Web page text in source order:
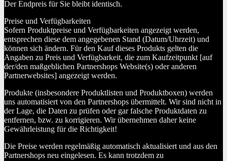
Der Endpreis für Sie bleibt identisch.
Preise und Verfügbarkeiten
Sofern Produktpreise und Verfügbarkeiten angezeigt werden,
entsprechen diese dem angegebenen Stand (Datum/Uhrzeit) und
können sich ändern. Für den Kauf dieses Produkts gelten die
Angaben zu Preis und Verfügbarkeit, die zum Kaufzeitpunkt [auf
der/den maßgeblichen Partnershops Website(s) oder anderen
Partnerwebsites] angezeigt werden.
Produkte (insbesondere Produktlisten und Produktboxen) werden
uns automatisiert von den Partnershops übermittelt. Wir sind nicht in
der Lage, die Daten zu prüfen oder gar falsche Produktdaten zu
entfernen, bzw. zu korrigieren. Wir übernehmen daher keine
Gewährleistung für die Richtigkeit!
Die Preise werden regelmäßig automatisch aktualisiert und aus den
Partnershops neu eingelesen. Es kann trotzdem zu